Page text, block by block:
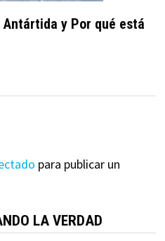
Antártida y Por qué está
para publicar un
LA VERDAD